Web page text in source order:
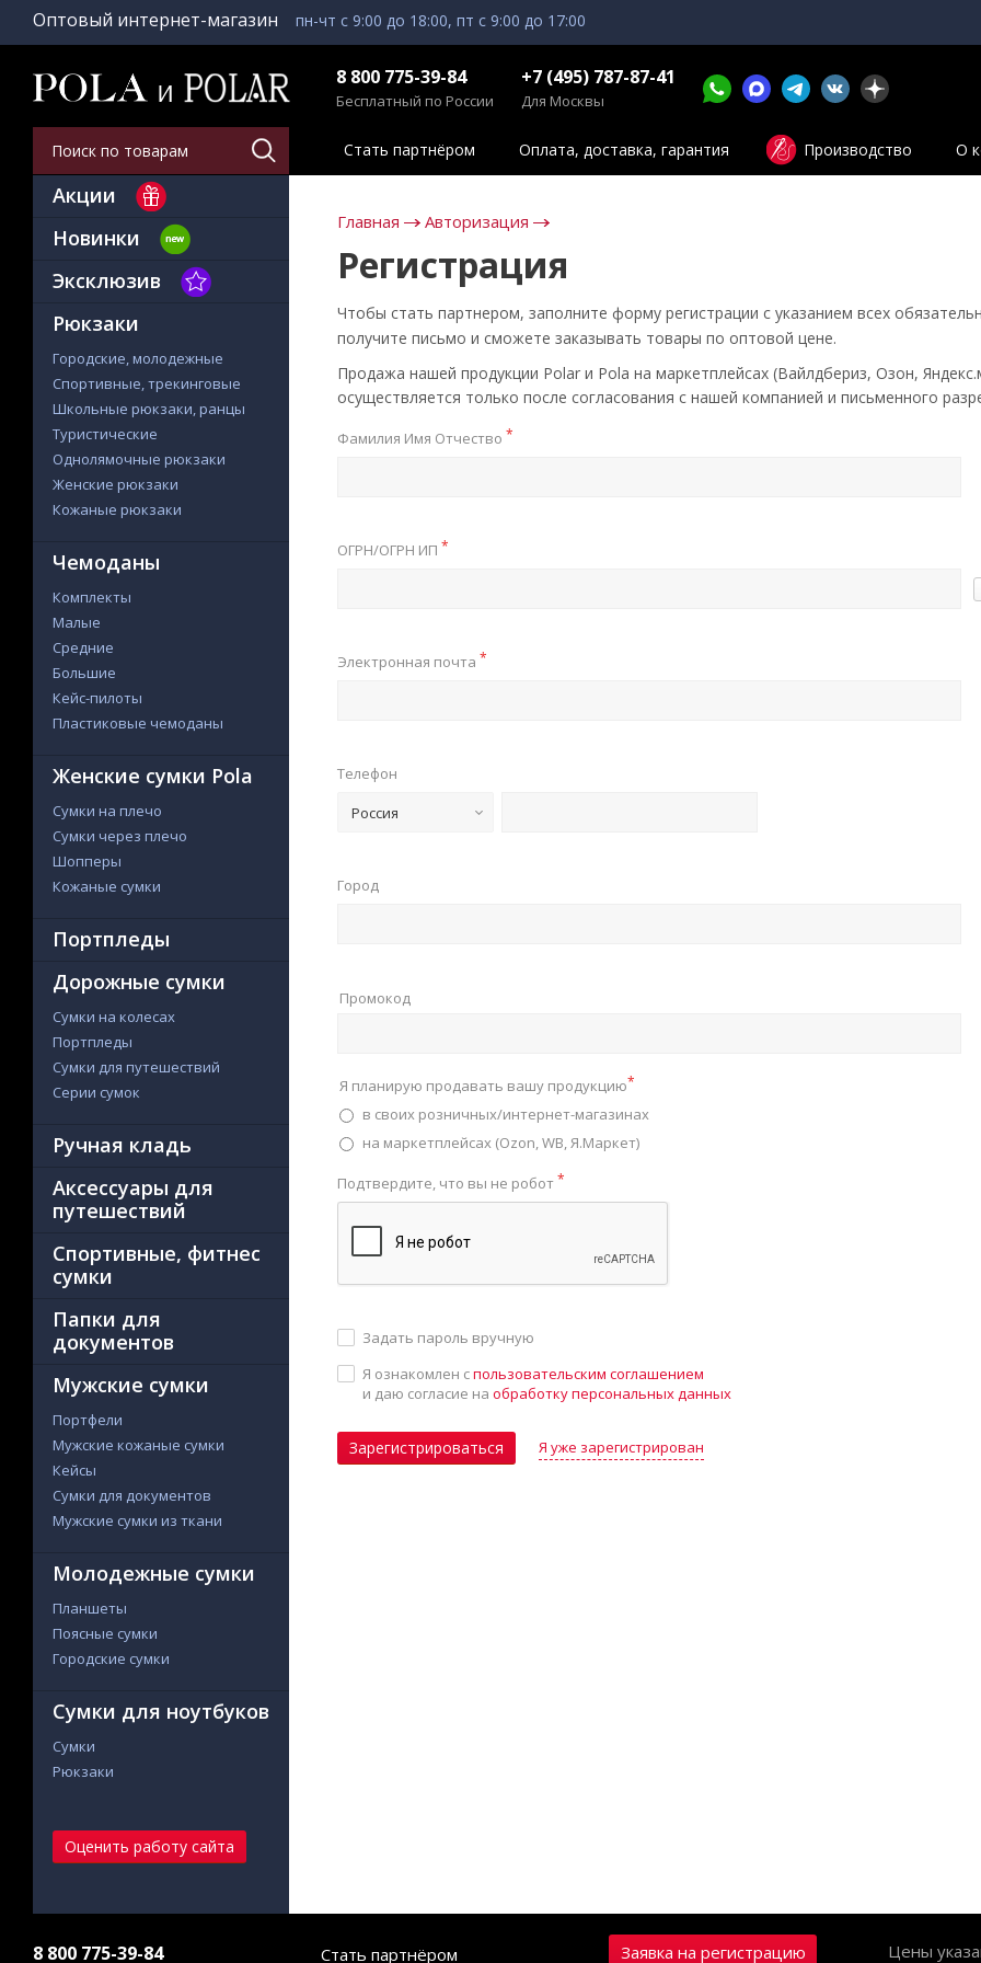
Оптовый интернет-магазин пн-чт с 9:00 до 18:00, пт с 9:00 до 17:00
8 800 775-39-84
Бесплатный по России
+7 (495) 787-87-41
Для Москвы
Стать партнёром Оплата, доставка, гарантия Производство О
Акции
Новинки
Эксклюзив
Рюкзаки
Городские, молодежные
Спортивные, трекинговые
Школьные рюкзаки, ранцы
Туристические
Однолямочные рюкзаки
Женские рюкзаки
Кожаные рюкзаки
Чемоданы
Комплекты
Малые
Средние
Большие
Кейс-пилоты
Пластиковые чемоданы
Женские сумки Pola
Сумки на плечо
Сумки через плечо
Шопперы
Кожаные сумки
Портпледы
Дорожные сумки
Сумки на колесах
Портпледы
Сумки для путешествий
Серии сумок
Ручная кладь
Аксессуары для
путешествий
Спортивные, фитнес
сумки
Папки для
документов
Мужские сумки
Портфели
Мужские кожаные сумки
Кейсы
Сумки для документов
Мужские сумки из ткани
Молодежные сумки
Планшеты
Поясные сумки
Городские сумки
Сумки для ноутбуков
Сумки
Рюкзаки
Оценить работу сайта
Главная Авторизация
Регистрация
Чтобы стать партнером, заполните форму регистрации с указанием всех
получите письмо и сможете заказывать товары по оптовой цене.
Продажа нашей продукции Polar и Pola на маркетплейсах (Вайлдбериз, Озон,
осуществляется только после согласования с нашей компанией и письменного
Фамилия Имя Отчество *
ОГРН/ОГРН ИП *
Электронная почта *
Телефон
Россия
Город
Промокод
Я планирую продавать вашу продукцию*
в своих розничных/интернет-магазинах
на маркетплейсах (Ozon, WB, Я.Маркет)
Подтвердите, что вы не робот*
Задать пароль вручную
Я ознакомлен спользовательским соглашением
и даю согласие на обработку персональных данных
Зарегистрироваться Я уже зарегистрирован
8 800 775-39-84 Стать партнёром Заявка на регистрацию Цены